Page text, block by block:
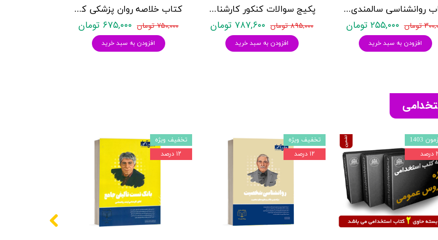
کتاب خلاصه روان پزشکی کاپلان و سادوک ویراست دوازدهم 2022 - جلد4- بنجامین جیمز سادوک ، ویرجینیا آلکوت سادوک ، پدرو روئیز - نشر ارجمند
۷۵۰,۰۰۰ تومان ۶۷۵,۰۰۰ تومان
افزودن به سبد خرید
پکیج سوالات کنکور کارشناسی ارشد روانشناسی (بالینی، عمومی و تربیتی) با پاسخنامه تشریحی روان آموز
۸۹۵,۰۰۰ تومان ۷۸۷,۶۰۰ تومان
افزودن به سبد خرید
کتاب روانشناسی سالمندی - (2 كتاب در 1 جلد) - حمزه گنجی - نشر ساوالان
تومان ۲۵۵,۰۰۰ تومان
افزودن به سبد خرید
تخفیف ویژه
۱۲ درصد
تخفیف ویژه
۱۲ درصد
1403